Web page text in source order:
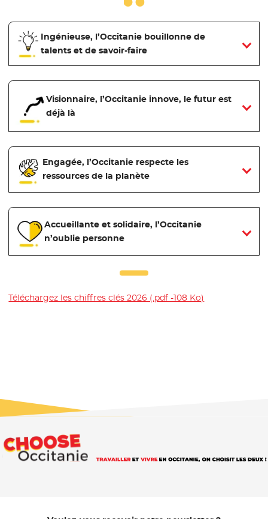
Ingénieuse, l’Occitanie bouillonne de
talents et de savoir-faire
Visionnaire, l’Occitanie innove, le futur est
déjà là
Engagée, l’Occitanie respecte les
ressources de la planète
Accueillante et solidaire, l’Occitanie
n’oublie personne
Téléchargez les chiffres clés 2026 (.pdf -108 Ko)